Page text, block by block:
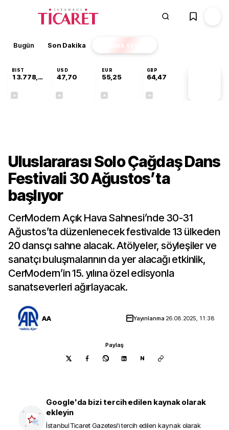
Bugün Son Dakika Finans EKSTRA
BIST
13.778,60
USD
47,70
EUR
55,25
GBP
64,47
Uluslararası Solo Çağdaş Dans
Festivali 30 Ağustos’ta
başlıyor
CerModern Açık Hava Sahnesi’nde 30-31
Ağustos’ta düzenlenecek festivalde 13 ülkeden
20 dansçı sahne alacak. Atölyeler, söyleşiler ve
sanatçı buluşmalarının da yer alacağı etkinlik,
CerModern’in 15. yılına özel edisyonla
sanatseverleri ağırlayacak.
AA Yayınlanma 26.08.2025, 11:38
Paylaş
N
Google'da bizi tercih edilen kaynak olarak
ekleyin
İstanbul Ticaret Gazetesi'i tercih edilen kaynak olarak